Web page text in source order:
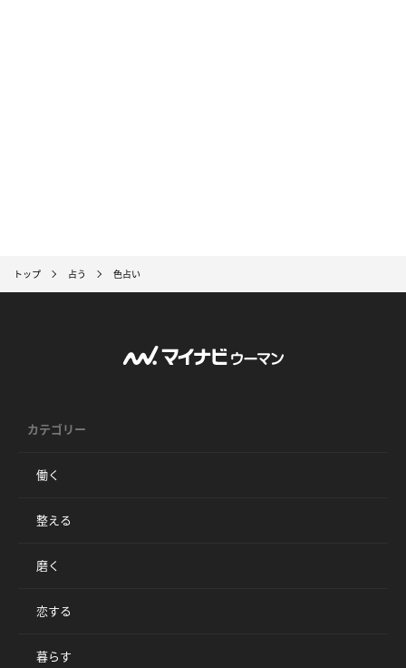
トップ 占う 色占い
カテゴリー
働く
整える
磨く
恋する
暮らす